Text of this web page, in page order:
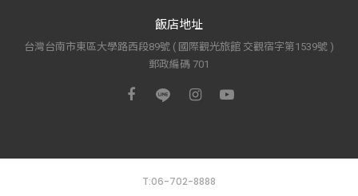
飯店地址
台灣台南市東區大學路西段89號 ( 國際觀光旅館 交觀宿字第1539號 )
郵政編碼 701
T:06-702-8888